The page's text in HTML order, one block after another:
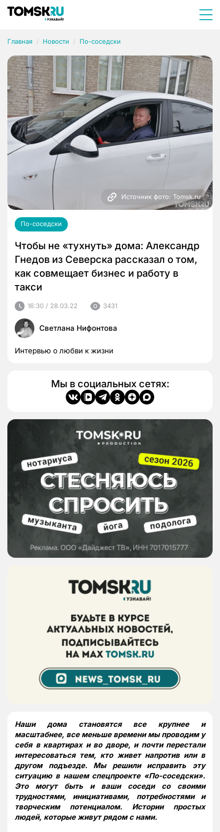
Главная Новости По-соседски
Источник фото: Tomsk.ru
По-соседски
Чтобы не «тухнуть» дома: Александр
Гнедов из Северска рассказал о том,
как совмещает бизнес и работу в
такси
16:30 / 28.03.22 3431
Светлана Нифонтова
Интервью о любви к жизни
Мы в социальных сетях:
Наши дома становятся все крупнее и
масштабнее, все меньше времени мы проводим у
себя в квартирах и во дворе, и почти перестали
интересоваться тем, кто живет напротив или в
другом подъезде. Мы решили исправить эту
ситуацию в нашем спецпроекте «По-соседски».
Это могут быть и ваши соседи со своими
трудностями, инициативами, потребностями и
творческим потенциалом. Истории простых
людей, которые живут рядом с нами.